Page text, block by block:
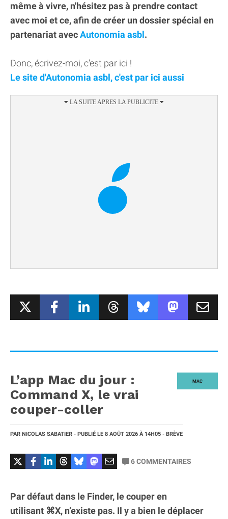
même à vivre, n'hésitez pas à prendre contact
avec moi et ce, afin de créer un dossier spécial en
partenariat avecAutonomia asbl.
Donc, écrivez-moi, c'est par ici !
Le site d'Autonomia asbl, c'est par ici aussi
MAC
L’app Mac du jour :
Command X, le vrai
couper-coller
PAR NICOLAS SABATIER - PUBLIÉ LE 8 AOÛT 2026 À 14H05 - BRÈVE
6COMMENTAIRES
Par défaut dans le Finder, le couper en
utilisant ⌘X, n’existe pas. Il y a bien le déplacer